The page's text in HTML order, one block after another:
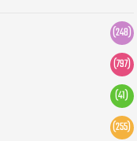
(248)
(797)
(41)
(255)